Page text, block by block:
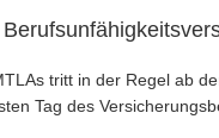
tritt in der Regel ab
Tag des